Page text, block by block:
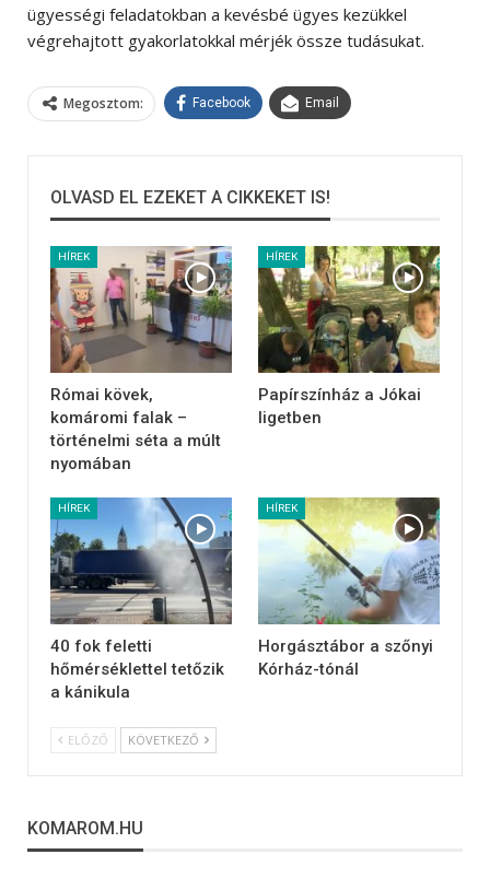
ügyességi feladatokban a kevésbé ügyes kezükkel
végrehajtott gyakorlatokkal mérjék össze tudásukat.
Megosztom: Facebook Email
OLVASD EL EZEKET A CIKKEKET IS!
HÍREK
Római kövek,
komáromi falak –
történelmi séta a múlt
nyomában
HÍREK
Papírszínház a Jókai
ligetben
HÍREK
40 fok feletti
hőmérséklettel tetőzik
a kánikula
HÍREK
Horgásztábor a szőnyi
Kórház-tónál
ELŐZŐ KÖVETKEZŐ
KOMAROM.HU